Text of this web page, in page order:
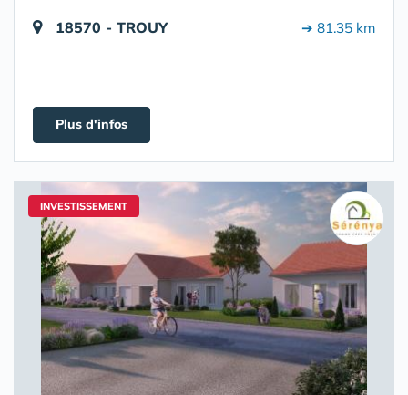
18570 - TROUY ➔ 81.35 km
Plus d'infos
INVESTISSEMENT